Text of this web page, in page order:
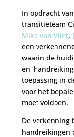
In opdracht van
transitieteam
Mike van Vliet,
een
waarin de
en
toepassing in
voor het
moet voldoen.
De verkenning
handreikingen